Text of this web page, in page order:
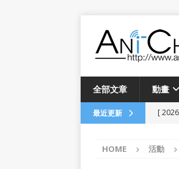
全部文章 動畫
最近更新 [
[
HOME 活動